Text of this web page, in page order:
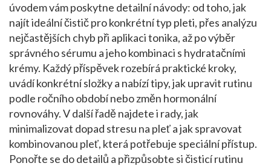
úvodem vám poskytne detailní návody: od toho, jak
najít ideální čistič pro konkrétní typ pleti, přes analýzu
nejčastějších chyb při aplikaci tonika, až po výběr
správného sérumu a jeho kombinaci s hydratačními
krémy. Každý příspěvek rozebírá praktické kroky,
uvádí konkrétní složky a nabízí tipy, jak upravit rutinu
podle ročního období nebo změn hormonální
rovnováhy. V další řadě najdete i rady, jak
minimalizovat dopad stresu na pleť a jak spravovat
kombinovanou pleť, která potřebuje speciální přístup.
Ponořte se do detailů a přizpůsobte si čisticí rutinu